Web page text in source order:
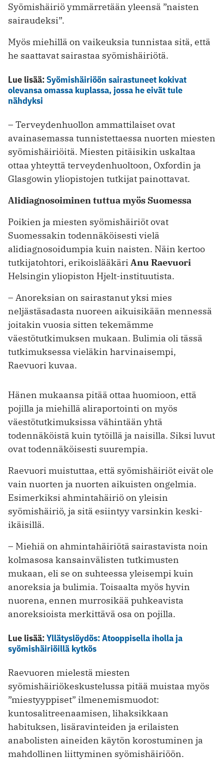
Syömishäiriö ymmärretään yleensä ”naisten
sairaudeksi”.
Myös miehillä on vaikeuksia tunnistaa sitä, että
he saattavat sairastaa syömishäiriötä.
Lue lisää:Syömishäiriöön sairastuneet kokivat
olevansa omassa kuplassa, jossa he eivät tule
nähdyksi
– Terveydenhuollon ammattilaiset ovat
avainasemassa tunnistettaessa nuorten miesten
syömishäiriöitä. Miesten pitäisikin uskaltaa
ottaa yhteyttä terveydenhuoltoon, Oxfordin ja
Glasgowin yliopistojen tutkijat painottavat.
Alidiagnosoiminen tuttua myös Suomessa
Poikien ja miesten syömishäiriöt ovat
Suomessakin todennäköisesti vielä
alidiagnosoidumpia kuin naisten. Näin kertoo
tutkijatohtori, erikoislääkäri Anu Raevuori
Helsingin yliopiston Hjelt-instituutista.
– Anoreksian on sairastanut yksi mies
neljästäsadasta nuoreen aikuisikään mennessä
joitakin vuosia sitten tekemämme
väestötutkimuksen mukaan. Bulimia oli tässä
tutkimuksessa vieläkin harvinaisempi,
Raevuori kuvaa.
Hänen mukaansa pitää ottaa huomioon, että
pojilla ja miehillä aliraportointi on myös
väestötutkimuksissa vähintään yhtä
todennäköistä kuin tytöillä ja naisilla. Siksi luvut
ovat todennäköisesti suurempia.
Raevuori muistuttaa, että syömishäiriöt eivät ole
vain nuorten ja nuorten aikuisten ongelmia.
Esimerkiksi ahmintahäiriö on yleisin
syömishäiriö, ja sitä esiintyy varsinkin keski-
ikäisillä.
– Miehiä on ahmintahäiriötä sairastavista noin
kolmasosa kansainvälisten tutkimusten
mukaan, eli se on suhteessa yleisempi kuin
anoreksia ja bulimia. Toisaalta myös hyvin
nuorena, ennen murrosikää puhkeavista
anoreksioista merkittävä osa on pojilla.
Lue lisää:Yllätyslöydös: Atooppisella iholla ja
syömishäiriöillä kytkös
Raevuoren mielestä miesten
syömishäiriökeskustelussa pitää muistaa myös
”miestyyppiset” ilmenemismuodot:
kuntosalitreenaamisen, lihaksikkaan
habituksen, lisäravinteiden ja erilaisten
anabolisten aineiden käytön korostuminen ja
mahdollinen liittyminen syömishäiriöön.